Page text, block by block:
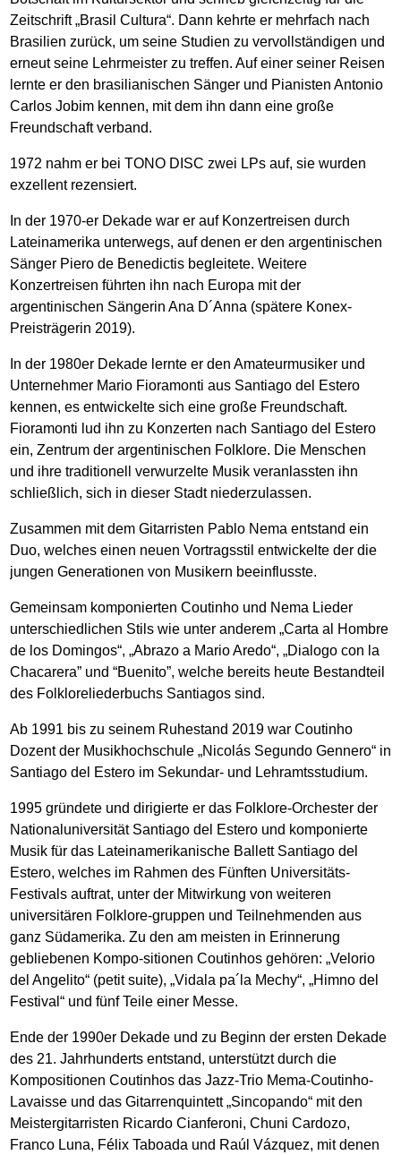
Zeitschrift „Brasil Cultura“. Dann kehrte er mehrfach nach
Brasilien zurück, um seine Studien zu vervollständigen und
erneut seine Lehrmeister zu treffen. Auf einer seiner Reisen
lernte er den brasilianischen Sänger und Pianisten Antonio
Carlos Jobim kennen, mit dem ihn dann eine große
Freundschaft verband.
1972 nahm er bei TONO DISC zwei LPs auf, sie wurden
exzellent rezensiert.
In der 1970-er Dekade war er auf Konzertreisen durch
Lateinamerika unterwegs, auf denen er den argentinischen
Sänger Piero de Benedictis begleitete. Weitere
Konzertreisen führten ihn nach Europa mit der
argentinischen Sängerin Ana D´Anna (spätere Konex-
Preisträgerin 2019).
In der 1980er Dekade lernte er den Amateurmusiker und
Unternehmer Mario Fioramonti aus Santiago del Estero
kennen, es entwickelte sich eine große Freundschaft.
Fioramonti lud ihn zu Konzerten nach Santiago del Estero
ein, Zentrum der argentinischen Folklore. Die Menschen
und ihre traditionell verwurzelte Musik veranlassten ihn
schließlich, sich in dieser Stadt niederzulassen.
Zusammen mit dem Gitarristen Pablo Nema entstand ein
Duo, welches einen neuen Vortragsstil entwickelte der die
jungen Generationen von Musikern beeinflusste.
Gemeinsam komponierten Coutinho und Nema Lieder
unterschiedlichen Stils wie unter anderem „Carta al Hombre
de los Domingos“, „Abrazo a Mario Aredo“, „Dialogo con la
Chacarera” und “Buenito”, welche bereits heute Bestandteil
des Folkloreliederbuchs Santiagos sind.
Ab 1991 bis zu seinem Ruhestand 2019 war Coutinho
Dozent der Musikhochschule „Nicolás Segundo Gennero“ in
Santiago del Estero im Sekundar- und Lehramtsstudium.
1995 gründete und dirigierte er das Folklore-Orchester der
Nationaluniversität Santiago del Estero und komponierte
Musik für das Lateinamerikanische Ballett Santiago del
Estero, welches im Rahmen des Fünften Universitäts-
Festivals auftrat, unter der Mitwirkung von weiteren
universitären Folklore-gruppen und Teilnehmenden aus
ganz Südamerika. Zu den am meisten in Erinnerung
gebliebenen Kompo-sitionen Coutinhos gehören: „Velorio
del Angelito“ (petit suite), „Vidala pa´la Mechy“, „Himno del
Festival“ und fünf Teile einer Messe.
Ende der 1990er Dekade und zu Beginn der ersten Dekade
des 21. Jahrhunderts entstand, unterstützt durch die
Kompositionen Coutinhos das Jazz-Trio Mema-Coutinho-
Lavaisse und das Gitarrenquintett „Sincopando“ mit den
Meistergitarristen Ricardo Cianferoni, Chuni Cardozo,
Franco Luna, Félix Taboada und Raúl Vázquez, mit denen